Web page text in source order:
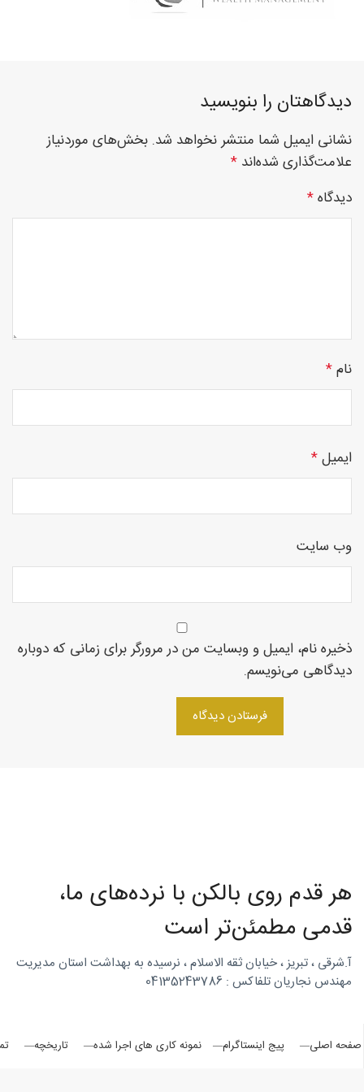
تخصصی
نصب
های
چوبی
منبت
سی ان
سی
شمال
دیدگاهتان را بنویسید
نشانی ایمیل شما منتشر نخواهد شد. بخش‌های موردنیاز
علامت‌گذاری شده‌اند *
دیدگاه*
نام*
ایمیل*
وب‌ سایت
ذخیره نام، ایمیل و وبسایت من در مرورگر برای زمانی که دوباره
دیدگاهی می‌نویسم.
هر قدم روی بالکن با نرده‌های ما،
قدمی مطمئن‌تر است
آ.شرقی ، تبریز ، خیابان ثقه الاسلام ، نرسیده به بهداشت استان مدیریت
مهندس نجاریان تلفاکس : 04135243786
صفحه اصلی پیج اینستاگرام نمونه کاری های اجرا شده تاریخچه